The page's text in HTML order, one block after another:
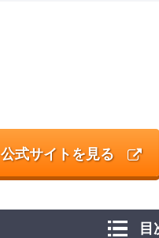
公式サイトを見る